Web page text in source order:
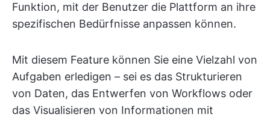
Funktion, mit der Benutzer die Plattform an ihre
spezifischen Bedürfnisse anpassen können.
Mit diesem Feature können Sie eine Vielzahl von
Aufgaben erledigen – sei es das Strukturieren
von Daten, das Entwerfen von Workflows oder
das Visualisieren von Informationen mit